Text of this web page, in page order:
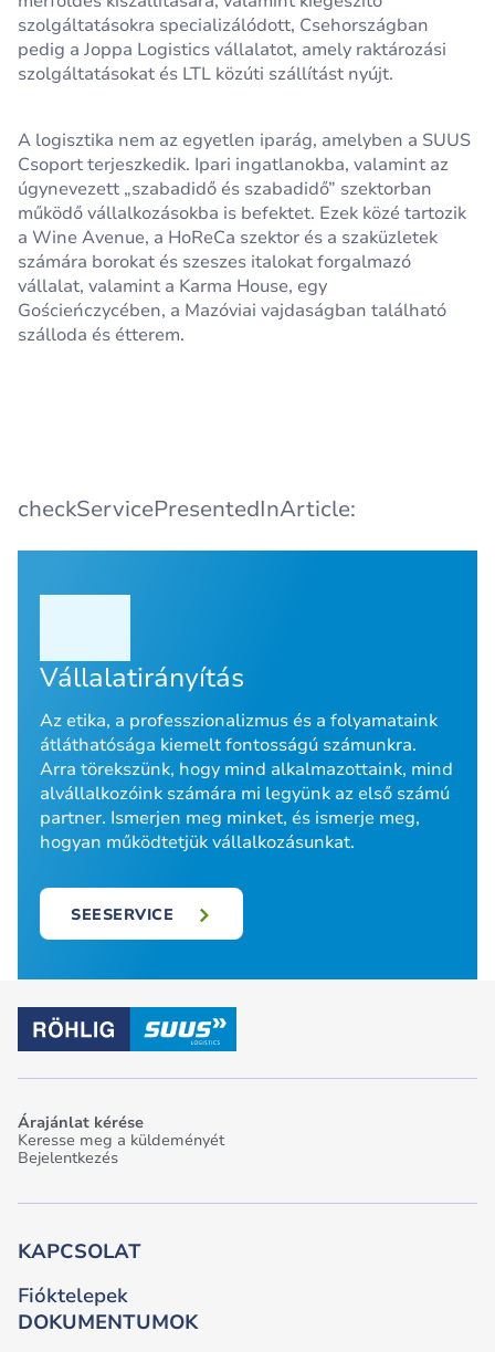
szolgáltatásokra specializálódott, Csehországban
pedig a Joppa Logistics vállalatot, amely raktározási
szolgáltatásokat és LTL közúti szállítást nyújt.
A logisztika nem az egyetlen iparág, amelyben a SUUS
Csoport terjeszkedik. Ipari ingatlanokba, valamint az
úgynevezett „szabadidő és szabadidő” szektorban
működő vállalkozásokba is befektet. Ezek közé tartozik
a Wine Avenue, a HoReCa szektor és a szaküzletek
számára borokat és szeszes italokat forgalmazó
vállalat, valamint a Karma House, egy
Gościeńczycében, a Mazóviai vajdaságban található
szálloda és étterem.
checkServicePresentedInArticle:
Vállalatirányítás
Az etika, a professzionalizmus és a folyamataink
átláthatósága kiemelt fontosságú számunkra.
Arra törekszünk, hogy mind alkalmazottaink, mind
alvállalkozóink számára mi legyünk az első számú
partner. Ismerjen meg minket, és ismerje meg,
hogyan működtetjük vállalkozásunkat.
SEESERVICE
Árajánlat kérése
Keresse meg a küldeményét
Bejelentkezés
KAPCSOLAT
Fióktelepek
DOKUMENTUMOK